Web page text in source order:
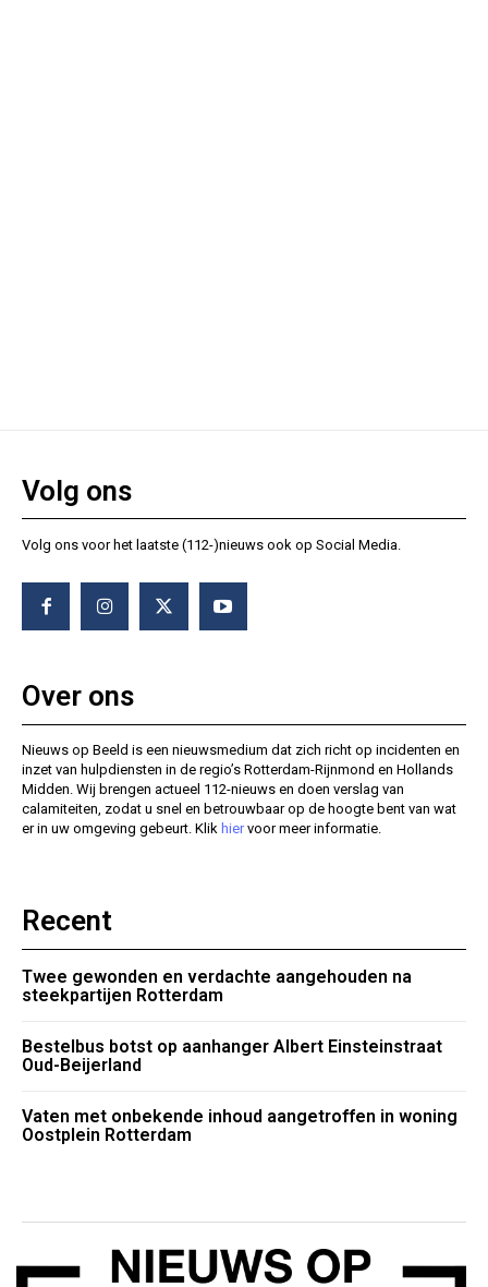
Volg ons
Volg ons voor het laatste (112-)nieuws ook op Social Media.
Over ons
Nieuws op Beeld is een nieuwsmedium dat zich richt op incidenten en
inzet van hulpdiensten in de regio’s Rotterdam-Rijnmond en Hollands
Midden. Wij brengen actueel 112-nieuws en doen verslag van
calamiteiten, zodat u snel en betrouwbaar op de hoogte bent van wat
er in uw omgeving gebeurt. Klik hiervoor meer informatie.
Recent
Twee gewonden en verdachte aangehouden na
steekpartijen Rotterdam
Bestelbus botst op aanhanger Albert Einsteinstraat
Oud-Beijerland
Vaten met onbekende inhoud aangetroffen in woning
Oostplein Rotterdam